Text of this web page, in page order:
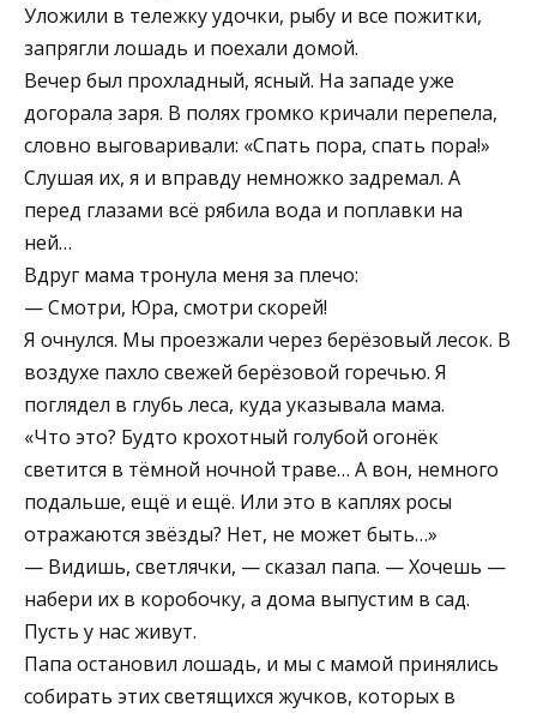
Уложили в тележку удочки, рыбу и все пожитки,
запрягли лошадь и поехали домой.
Вечер был прохладный, ясный. На западе уже
догорала заря. В полях громко кричали перепела,
словно выговаривали: «Спать пора, спать пора!»
Слушая их, я и вправду немножко задремал. А
перед глазами всё рябила вода и поплавки на
ней…
Вдруг мама тронула меня за плечо:
— Смотри, Юра, смотри скорей!
Я очнулся. Мы проезжали через берёзовый лесок. В
воздухе пахло свежей берёзовой горечью. Я
поглядел в глубь леса, куда указывала мама.
«Что это? Будто крохотный голубой огонёк
светится в тёмной ночной траве… А вон, немного
подальше, ещё и ещё. Или это в каплях росы
отражаются звёзды? Нет, не может быть…»
— Видишь, светлячки, — сказал папа. — Хочешь —
набери их в коробочку, а дома выпустим в сад.
Пусть у нас живут.
Папа остановил лошадь, и мы с мамой принялись
собирать этих светящихся жучков, которых в